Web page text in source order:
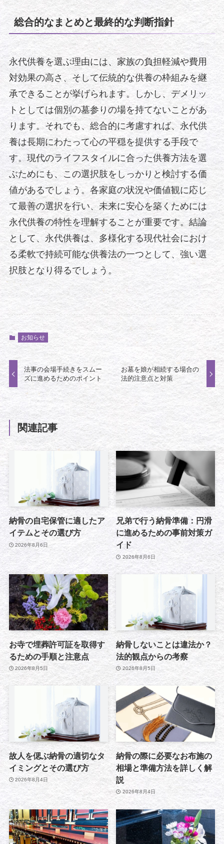
総合的なまとめと最終的な判断指針
永代供養を選ぶ理由には、家族の負担軽減や費用
対効果の高さ、そして伝統的な供養の枠組みを継
承できることが挙げられます。しかし、デメリッ
トとしては個別の墓参りの場を持てないことがあ
ります。それでも、総合的に考慮すれば、永代供
養は長期にわたって心の平穏を提供する手段で
す。現代のライフスタイルに合った供養方法を選
ぶためにも、この選択肢をしっかりと検討する価
値があるでしょう。各家庭の状況や価値観に応じ
て最善の選択を行い、未来に安心を築くためには
永代供養の特性を理解することが重要です。結論
として、永代供養は、多様化する現代社会におけ
る柔軟で持続可能な供養法の一つとして、強い選
択肢となり得るでしょう。
お知らせ
法事の会場手続きをスムー
ズに進めるためのポイント
お墓を娘が相続する場合の
法的注意点と対策
関連記事
納骨の自宅保管に適したア
イテムとその選び方
2026年8月6日
兄弟で行う納骨準備：円滑
に進めるための事前対策ガ
イド
2026年8月6日
お寺で埋葬許可証を取得す
るための手順と注意点
2026年8月5日
納骨しないことは違法か？
法的観点からの考察
2026年8月5日
故人を偲ぶ納骨の適切なタ
イミングとその選び方
2026年8月4日
納骨の際に必要なお布施の
相場と準備方法を詳しく解
説
2026年8月4日